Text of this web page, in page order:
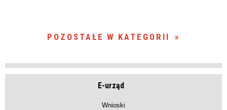
POZOSTAŁE W KATEGORII
E-urząd
Wnioski